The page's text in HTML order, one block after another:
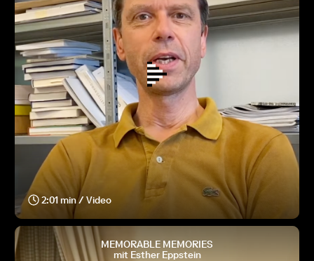
2:01 min / Video
MEMORABLE MEMORIES
mit Esther Eppstein